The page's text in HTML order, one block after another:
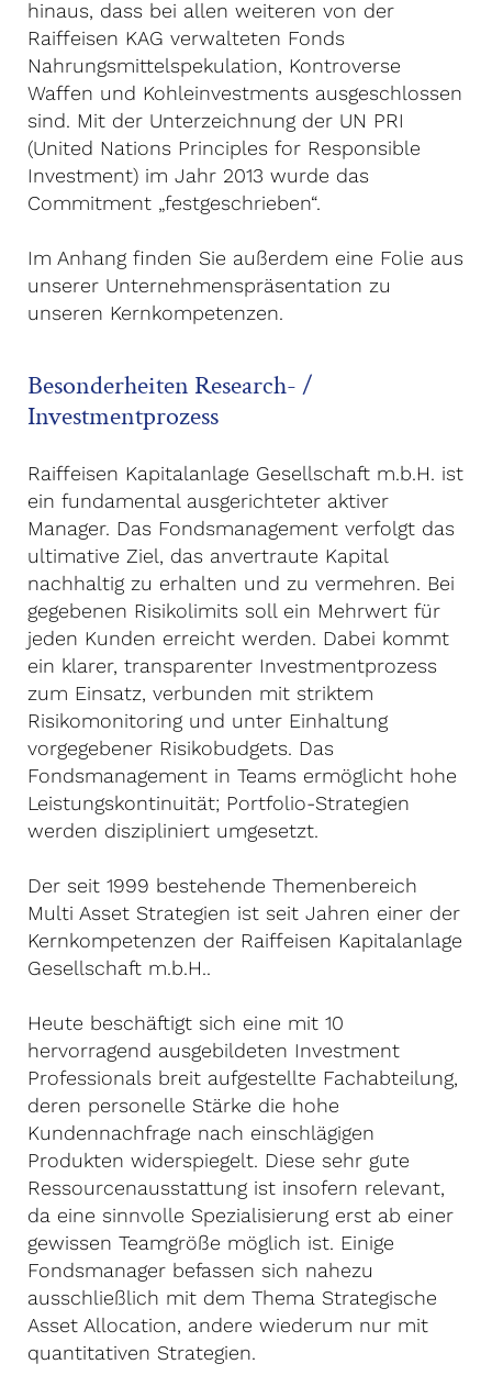
hinaus, dass bei allen weiteren von der
Raiffeisen KAG verwalteten Fonds
Nahrungsmittelspekulation, Kontroverse
Waffen und Kohleinvestments ausgeschlossen
sind. Mit der Unterzeichnung der UN PRI
(United Nations Principles for Responsible
Investment) im Jahr 2013 wurde das
Commitment „festgeschrieben“.
Im Anhang finden Sie außerdem eine Folie aus
unserer Unternehmenspräsentation zu
unseren Kernkompetenzen.
Besonderheiten Research- /
Investmentprozess
Raiffeisen Kapitalanlage Gesellschaft m.b.H. ist
ein fundamental ausgerichteter aktiver
Manager. Das Fondsmanagement verfolgt das
ultimative Ziel, das anvertraute Kapital
nachhaltig zu erhalten und zu vermehren. Bei
gegebenen Risikolimits soll ein Mehrwert für
jeden Kunden erreicht werden. Dabei kommt
ein klarer, transparenter Investmentprozess
zum Einsatz, verbunden mit striktem
Risikomonitoring und unter Einhaltung
vorgegebener Risikobudgets. Das
Fondsmanagement in Teams ermöglicht hohe
Leistungskontinuität; Portfolio-Strategien
werden diszipliniert umgesetzt.
Der seit 1999 bestehende Themenbereich
Multi Asset Strategien ist seit Jahren einer der
Kernkompetenzen der Raiffeisen Kapitalanlage
Gesellschaft m.b.H..
Heute beschäftigt sich eine mit 10
hervorragend ausgebildeten Investment
Professionals breit aufgestellte Fachabteilung,
deren personelle Stärke die hohe
Kundennachfrage nach einschlägigen
Produkten widerspiegelt. Diese sehr gute
Ressourcenausstattung ist insofern relevant,
da eine sinnvolle Spezialisierung erst ab einer
gewissen Teamgröße möglich ist. Einige
Fondsmanager befassen sich nahezu
ausschließlich mit dem Thema Strategische
Asset Allocation, andere wiederum nur mit
quantitativen Strategien.